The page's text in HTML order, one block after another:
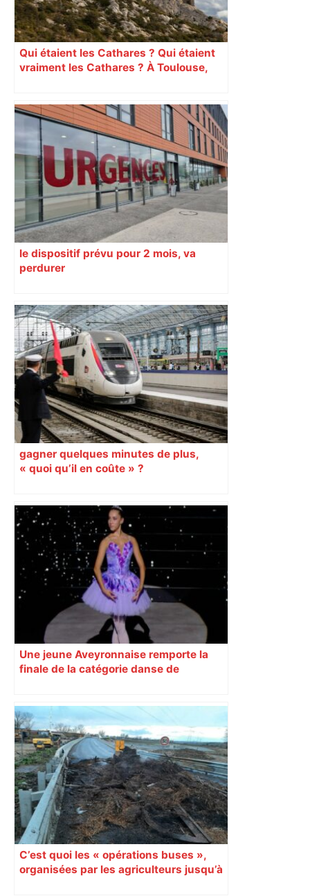
Qui étaient les Cathares ? Qui étaient
vraiment les Cathares ? À Toulouse,
l’hérésie cathare dans le Midi des XIIe
et XIIIe siècles. Une question qui
déchaîne les passions. Explication
le dispositif prévu pour 2 mois, va
perdurer
gagner quelques minutes de plus,
« quoi qu’il en coûte » ?
Une jeune Aveyronnaise remporte la
finale de la catégorie danse de
C’est quoi les « opérations buses »,
organisées par les agriculteurs jusqu’à